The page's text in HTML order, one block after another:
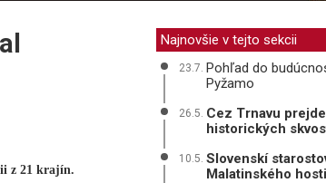
z 21 krajín.
Najnovšie v tejto sekcii
23.7. Pohľad do
Pyžamo
26.5. Cez Trnavu
historických
10.5. Slovenskí
Malatinského